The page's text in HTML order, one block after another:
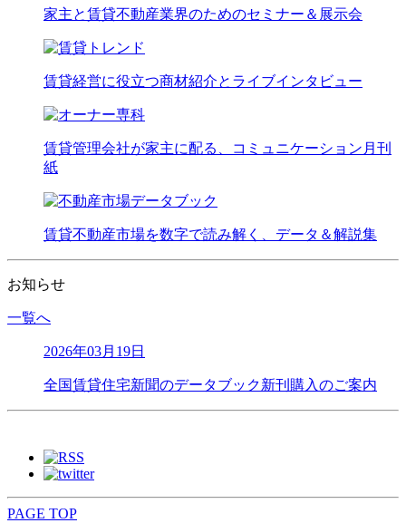
家主と賃貸不動産業界のためのセミナー＆展示会
賃貸経営に役立つ商材紹介とライブインタビュー
賃貸管理会社が家主に配る、コミュニケーション月刊
紙
賃貸不動産市場を数字で読み解く、データ＆解説集
お知らせ
一覧へ
2026年03月19日
全国賃貸住宅新聞のデータブック新刊購入のご案内
PAGE TOP